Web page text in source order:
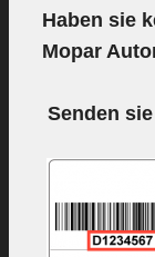
Haben sie
Mopar
Senden